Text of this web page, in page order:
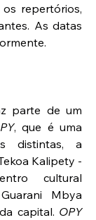
repertórios,
As datas
parte de um
, que é uma
distintas, a
Kalipety -
cultural
Mbya
capital.
OPY